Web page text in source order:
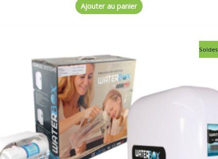
Ajouter au panier
prix
initial
était :
795,00€.
actuel
est :
725,00€.